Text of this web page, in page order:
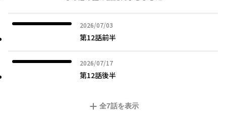
2026/07/03
2026年07月03日
第12話前半
2026/07/17
2026年07月17日
第12話後半
全7話を表示